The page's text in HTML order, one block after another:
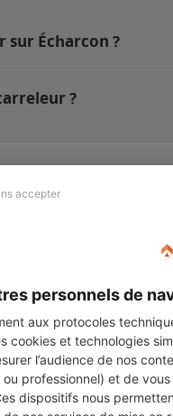
accepter
personnels de
aux protocoles
cookies et technologies
l’audience de nos
ou professionnel) et de
dispositifs nous
Écharcon ?
?
Revue de